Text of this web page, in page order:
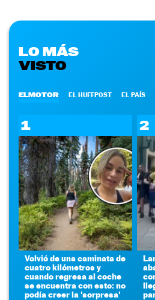
LO MÁS
VISTO
ELMOTOR EL HUFFPOST EL PAÍS
1
Volvió de una caminata de
cuatro kilómetros y
cuando regresa al coche
se encuentra con esto: no
podía creer la 'sorpresa'
2